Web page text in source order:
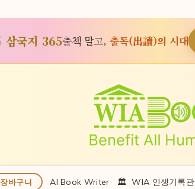
삼국지 365출첵 말고, 출독(出讀)의 시대
장바구니 AI Book Writer 🏛 ️ WIA 인생기록관